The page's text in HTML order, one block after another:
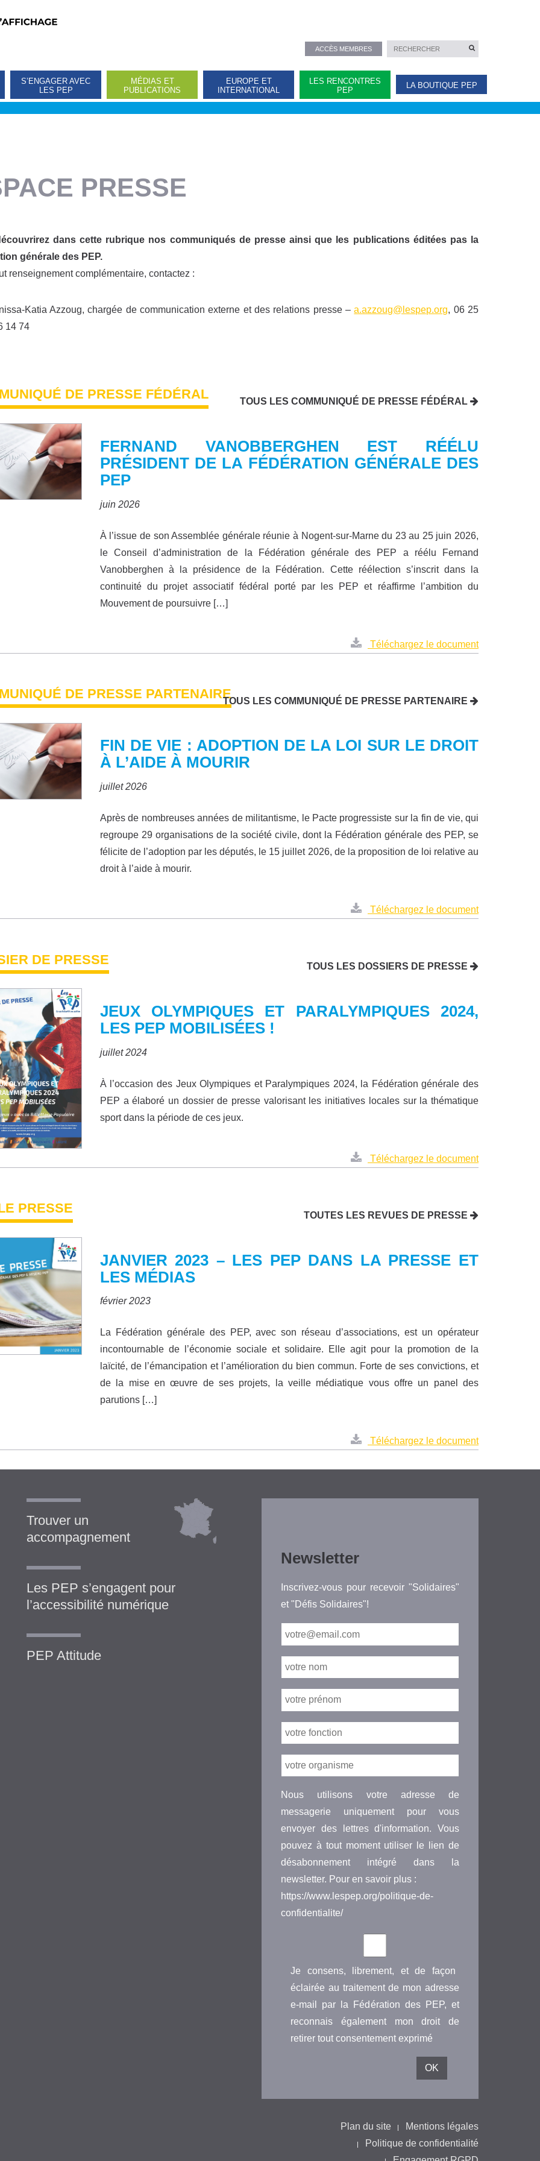
ACCÈS MEMBRES
S’ENGAGER AVEC
LES PEP
MÉDIAS ET
PUBLICATIONS
EUROPE ET
INTERNATIONAL
LES RENCONTRES
PEP
LA BOUTIQUE PEP
PRESSE
dans cette rubrique nos communiqués de presse ainsi que les publications éditées pas la
générale des PEP.
renseignement complémentaire, contactez :
Katia Azzoug, chargée de communication externe et des relations presse –a.azzoug@lespep.org, 06 25
14 74
DE PRESSE FÉDÉRAL TOUS LES COMMUNIQUÉ DE PRESSE FÉDÉRAL
FERNAND VANOBBERGHEN EST RÉÉLU
PRÉSIDENT DE LA FÉDÉRATION GÉNÉRALE DES
PEP
juin 2026
À l’issue de son Assemblée générale réunie à Nogent-sur-Marne du 23 au 25 juin 2026,
le Conseil d’administration de la Fédération générale des PEP a réélu Fernand
Vanobberghen à la présidence de la Fédération. Cette réélection s’inscrit dans la
continuité du projet associatif fédéral porté par les PEP et réaffirme l’ambition du
Mouvement de poursuivre […]
Téléchargez le document
DE PRESSE PARTENAIRETOUS LES COMMUNIQUÉ DE PRESSE PARTENAIRE
FIN DE VIE : ADOPTION DE LA LOI SUR LE DROIT
À L’AIDE À MOURIR
juillet 2026
Après de nombreuses années de militantisme, le Pacte progressiste sur la fin de vie, qui
regroupe 29 organisations de la société civile, dont la Fédération générale des PEP, se
félicite de l’adoption par les députés, le 15 juillet 2026, de la proposition de loi relative au
droit à l’aide à mourir.
Téléchargez le document
DE PRESSE TOUS LES DOSSIERS DE PRESSE
JEUX OLYMPIQUES ET PARALYMPIQUES 2024,
LES PEP MOBILISÉES !
juillet 2024
À l’occasion des Jeux Olympiques et Paralympiques 2024, la Fédération générale des
PEP a élaboré un dossier de presse valorisant les initiatives locales sur la thématique
sport dans la période de ces jeux.
Téléchargez le document
PRESSE TOUTES LES REVUES DE PRESSE
JANVIER 2023 – LES PEP DANS LA PRESSE ET
LES MÉDIAS
février 2023
La Fédération générale des PEP, avec son réseau d’associations, est un opérateur
incontournable de l’économie sociale et solidaire. Elle agit pour la promotion de la
laïcité, de l’émancipation et l’amélioration du bien commun. Forte de ses convictions, et
de la mise en œuvre de ses projets, la veille médiatique vous offre un panel des
parutions […]
Téléchargez le document
Trouver un
accompagnement
Les PEP s’engagent pour
l’accessibilité numérique
PEP Attitude
Newsletter
Inscrivez-vous pour recevoir "Solidaires"
et "Défis Solidaires"!
Nous utilisons votre adresse de
messagerie uniquement pour vous
envoyer des lettres d'information. Vous
pouvez à tout moment utiliser le lien de
désabonnement intégré dans la
newsletter. Pour en savoir plus :
https://www.lespep.org/politique-de-
confidentialite/
Je consens, librement, et de façon
éclairée au traitement de mon adresse
e-mail par la Fédération des PEP, et
reconnais également mon droit de
retirer tout consentement exprimé
Plan du site
Mentions légales
Politique de confidentialité